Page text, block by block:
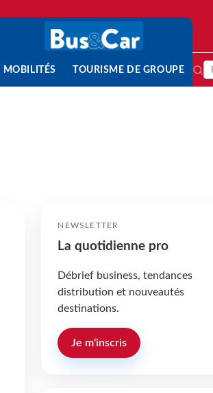
MOBILITÉS TOURISME DE GROUPE
NEWSLETTER
La quotidienne pro
Débrief business, tendances
distribution et nouveautés
destinations.
Je m'inscris